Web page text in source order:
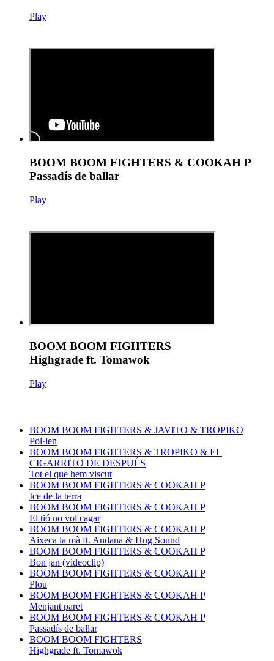
Play
BOOM BOOM FIGHTERS & COOKAH P
Passadís de ballar
Play
BOOM BOOM FIGHTERS
Highgrade ft. Tomawok
Play
BOOM BOOM FIGHTERS & JAVITO & TROPIKO
Pol·len
BOOM BOOM FIGHTERS & TROPIKO & EL
CIGARRITO DE DESPUÉS
Tot el que hem viscut
BOOM BOOM FIGHTERS & COOKAH P
Ice de la terra
BOOM BOOM FIGHTERS & COOKAH P
El tió no vol cagar
BOOM BOOM FIGHTERS & COOKAH P
Aixeca la mà ft. Andana & Hug Sound
BOOM BOOM FIGHTERS & COOKAH P
Bon jan (videoclip)
BOOM BOOM FIGHTERS & COOKAH P
Plou
BOOM BOOM FIGHTERS & COOKAH P
Menjant paret
BOOM BOOM FIGHTERS & COOKAH P
Passadís de ballar
BOOM BOOM FIGHTERS
Highgrade ft. Tomawok